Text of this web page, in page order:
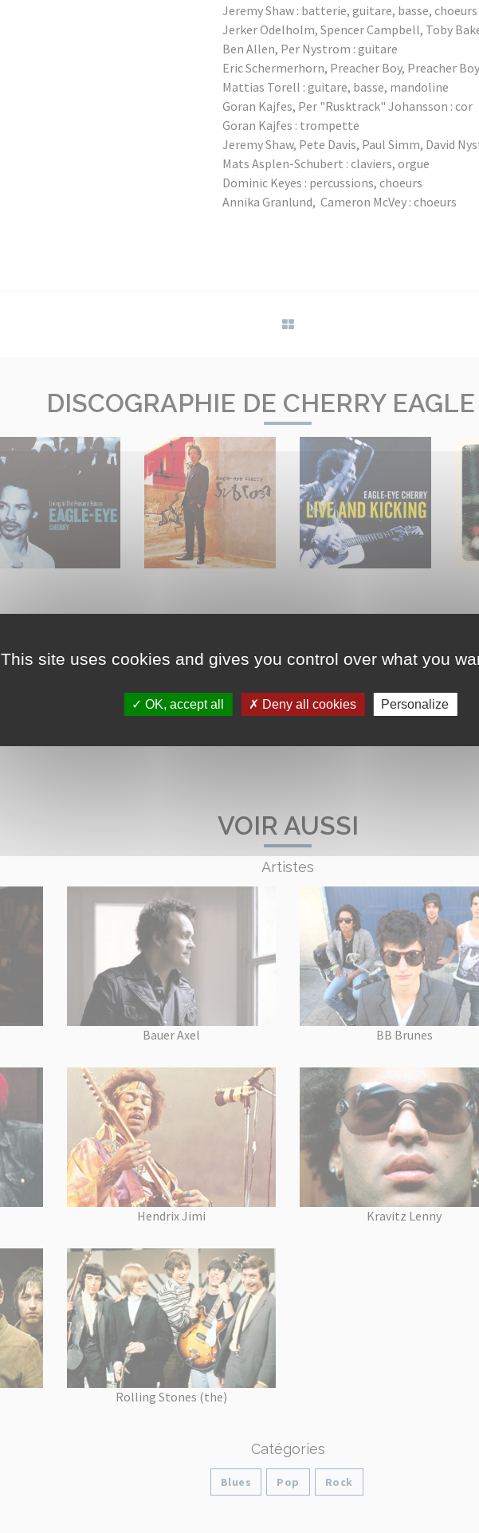
Jeremy Shaw : batterie, guitare, basse, choeurs
Jerker Odelholm, Spencer Campbell, Toby
Ben Allen, Per Nystrom : guitare
Eric Schermerhorn, Preacher Boy, Preacher
Mattias Torell : guitare, basse, mandoline
Goran Kajfes, Per "Rusktrack" Johansson : cor
Goran Kajfes : trompette
Jeremy Shaw, Pete Davis, Paul Simm, David
Mats Asplen-Schubert : claviers, orgue
Dominic Keyes : percussions, choeurs
Annika Granlund, Cameron McVey : choeurs
DISCOGRAPHIE DE CHERRY
VOIR AUSSI
Artistes
Bauer Axel BB Brunes
Hendrix Jimi Kravitz Lenny
Rolling Stones (the)
Catégories
Blues Pop Rock
This site uses cookies and gives you control over what you
OK, accept all Deny all cookies Personalize